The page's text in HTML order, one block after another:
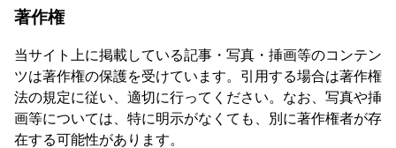
著作権
当サイト上に掲載している記事・写真・挿画等のコンテン
ツは著作権の保護を受けています。引用する場合は著作権
法の規定に従い、適切に行ってください。なお、写真や挿
画等については、特に明示がなくても、別に著作権者が存
在する可能性があります。